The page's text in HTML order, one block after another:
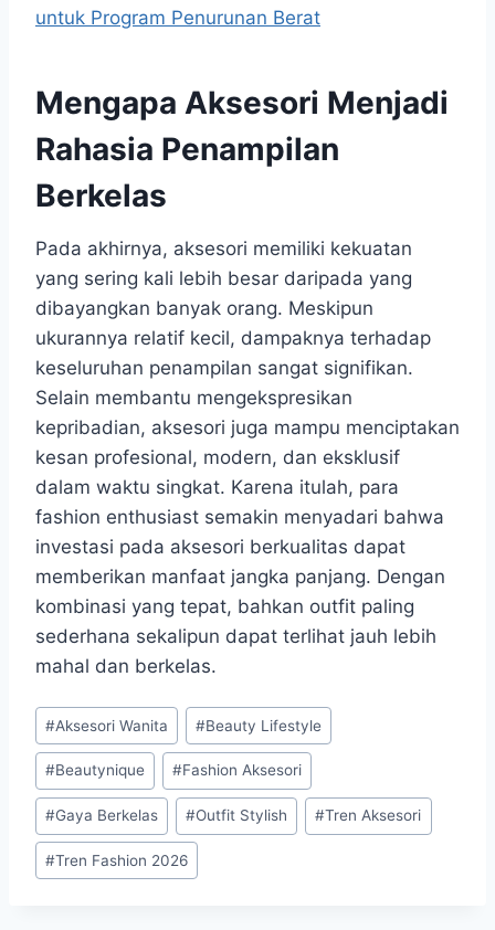
untuk Program Penurunan Berat
Mengapa Aksesori Menjadi
Rahasia Penampilan
Berkelas
Pada akhirnya, aksesori memiliki kekuatan
yang sering kali lebih besar daripada yang
dibayangkan banyak orang. Meskipun
ukurannya relatif kecil, dampaknya terhadap
keseluruhan penampilan sangat signifikan.
Selain membantu mengekspresikan
kepribadian, aksesori juga mampu menciptakan
kesan profesional, modern, dan eksklusif
dalam waktu singkat. Karena itulah, para
fashion enthusiast semakin menyadari bahwa
investasi pada aksesori berkualitas dapat
memberikan manfaat jangka panjang. Dengan
kombinasi yang tepat, bahkan outfit paling
sederhana sekalipun dapat terlihat jauh lebih
mahal dan berkelas.
Post
Tags:
#Aksesori Wanita #Beauty Lifestyle
#Beautynique #Fashion Aksesori
#Gaya Berkelas #Outfit Stylish #Tren Aksesori
#Tren Fashion 2026